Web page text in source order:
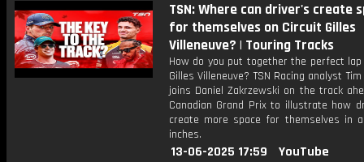
TSN: Where can driver's create
for themselves on Circuit Gilles
Villeneuve? | Touring Tracks
How do you put together the perfect
Gilles Villeneuve? TSN Racing analyst
joins Daniel Zakrzewski on the track
Canadian Grand Prix to illustrate how
create more space for themselves in
inches.
13-06-2025 17:59
YouTube